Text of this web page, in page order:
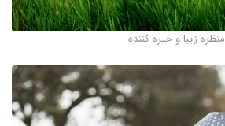
منظره زیبا و خیره کننده